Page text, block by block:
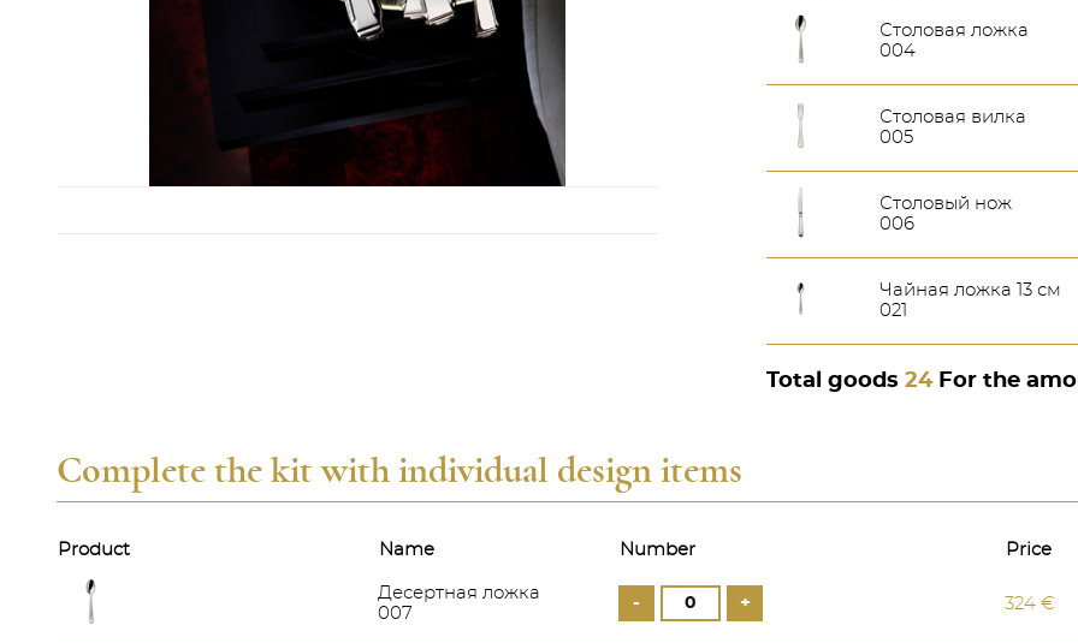
Столовая ложка
004
Столовая вилка
005
Столовый нож
006
Чайная ложка 13 см
021
Total goods 24For the
Complete the kit with individual design items
Product Name Number Price
Десертная ложка
007
- + 324 €